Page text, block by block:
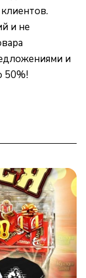
и не
и
50%!